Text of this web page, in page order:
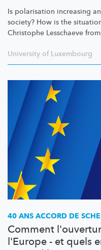
Is polarisation increasing
society? How is the
Christophe Lesschaeve
University of Luxembourg
40 ANS ACCORD DE
Comment
l'Europe - et quels